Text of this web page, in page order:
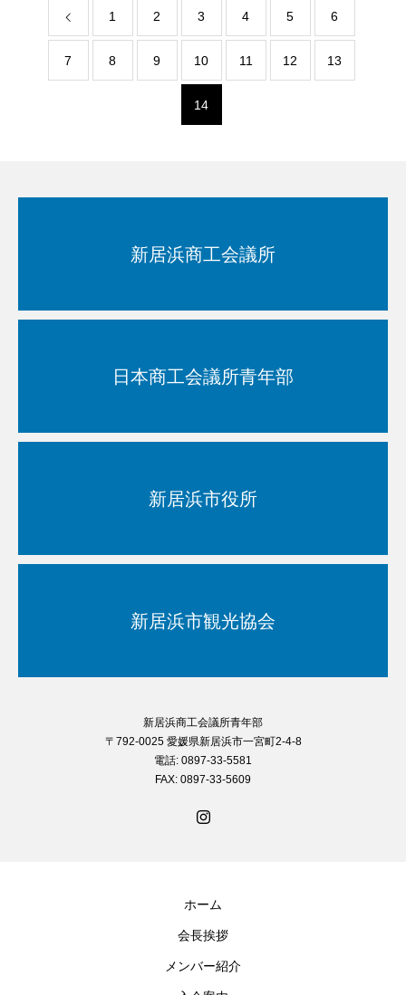
1 2 3 4 5 6
7 8 9 10 11 12 13
14
新居浜商工会議所
日本商工会議所青年部
新居浜市役所
新居浜市観光協会
新居浜商工会議所青年部
〒792-0025 愛媛県新居浜市一宮町2-4-8
電話: 0897-33-5581
FAX: 0897-33-5609
ホーム
会長挨拶
メンバー紹介